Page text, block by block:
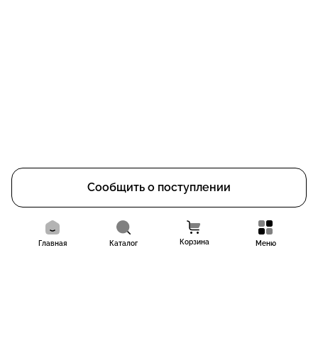
Сообщить о поступлении
Главная Каталог Корзина Меню